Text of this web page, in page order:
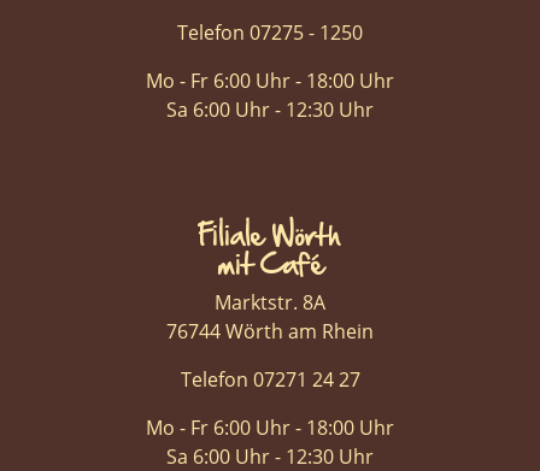
Telefon 07275 - 1250
Mo - Fr 6:00 Uhr - 18:00 Uhr
Sa 6:00 Uhr - 12:30 Uhr
Filiale Wörth
mit Café
Marktstr. 8A
76744 Wörth am Rhein
Telefon 07271 24 27
Mo - Fr 6:00 Uhr - 18:00 Uhr
Sa 6:00 Uhr - 12:30 Uhr